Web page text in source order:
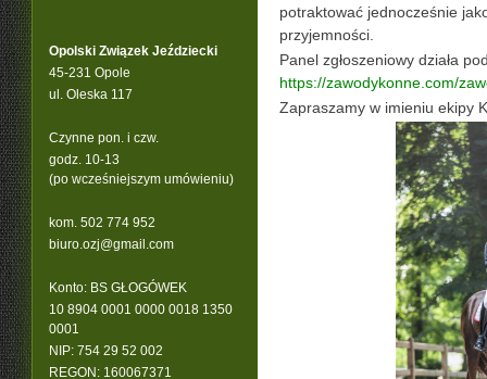
Opolski Związek Jeździecki
45-231 Opole
ul. Oleska 117
Czynne pon. i czw.
godz. 10-13
(po wcześniejszym umówieniu)
kom. 502 774 952
biuro.ozj@gmail.com
Konto: BS GŁOGÓWEK
10 8904 0001 0000 0018 1350
0001
NIP: 754 29 52 002
REGON: 160067371
potraktować jednocześnie
przyjemności.
Panel zgłoszeniowy działa
https://zawodykonne.com/
Zapraszamy w imieniu ekipy